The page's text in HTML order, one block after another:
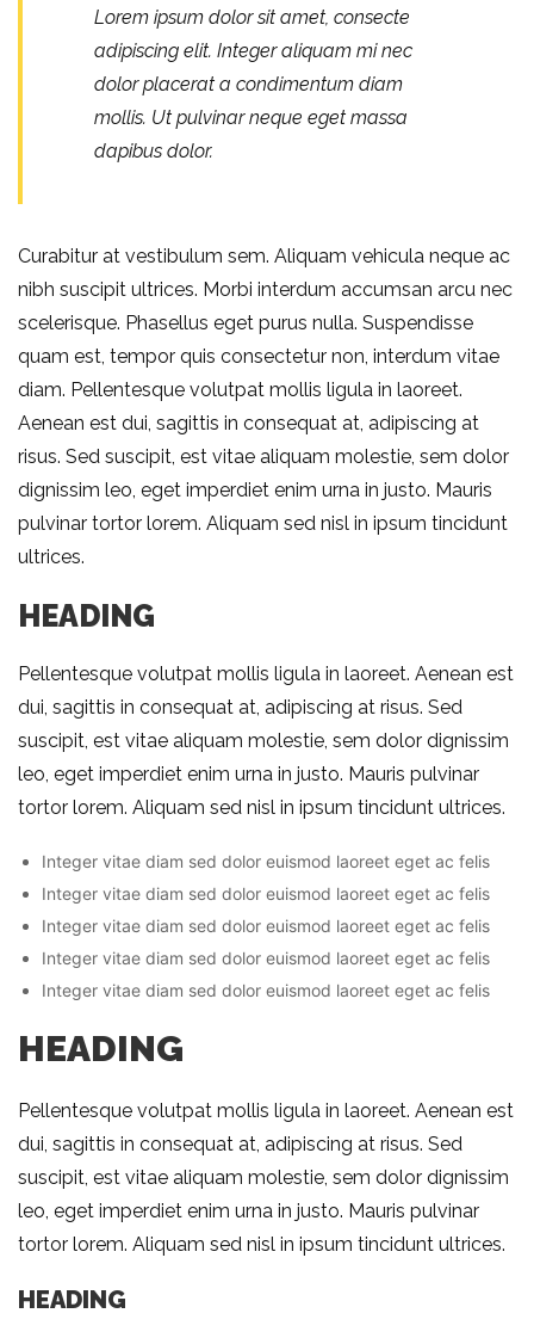
Lorem ipsum dolor sit amet, consecte
adipiscing elit. Integer aliquam mi nec
dolor placerat a condimentum diam
mollis. Ut pulvinar neque eget massa
dapibus dolor.
Curabitur at vestibulum sem. Aliquam vehicula neque ac
nibh suscipit ultrices. Morbi interdum accumsan arcu nec
scelerisque. Phasellus eget purus nulla. Suspendisse
quam est, tempor quis consectetur non, interdum vitae
diam. Pellentesque volutpat mollis ligula in laoreet.
Aenean est dui, sagittis in consequat at, adipiscing at
risus. Sed suscipit, est vitae aliquam molestie, sem dolor
dignissim leo, eget imperdiet enim urna in justo. Mauris
pulvinar tortor lorem. Aliquam sed nisl in ipsum tincidunt
ultrices.
HEADING
Pellentesque volutpat mollis ligula in laoreet. Aenean est
dui, sagittis in consequat at, adipiscing at risus. Sed
suscipit, est vitae aliquam molestie, sem dolor dignissim
leo, eget imperdiet enim urna in justo. Mauris pulvinar
tortor lorem. Aliquam sed nisl in ipsum tincidunt ultrices.
Integer vitae diam sed dolor euismod laoreet eget ac felis
Integer vitae diam sed dolor euismod laoreet eget ac felis
Integer vitae diam sed dolor euismod laoreet eget ac felis
Integer vitae diam sed dolor euismod laoreet eget ac felis
Integer vitae diam sed dolor euismod laoreet eget ac felis
HEADING
Pellentesque volutpat mollis ligula in laoreet. Aenean est
dui, sagittis in consequat at, adipiscing at risus. Sed
suscipit, est vitae aliquam molestie, sem dolor dignissim
leo, eget imperdiet enim urna in justo. Mauris pulvinar
tortor lorem. Aliquam sed nisl in ipsum tincidunt ultrices.
HEADING